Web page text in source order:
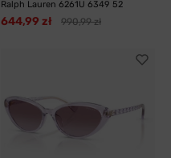
Ralph Lauren 6261U 6349 52
644,99 zł 990,99 zł